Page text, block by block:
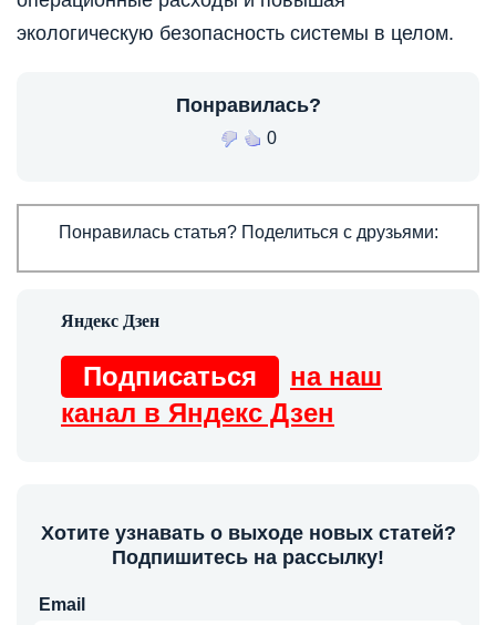
экологическую безопасность системы в целом.
Понравилась?
0
Понравилась статья? Поделиться с друзьями:
Подписаться
на наш
канал в Яндекс Дзен
Хотите узнавать о выходе новых статей?
Подпишитесь на рассылку!
Email